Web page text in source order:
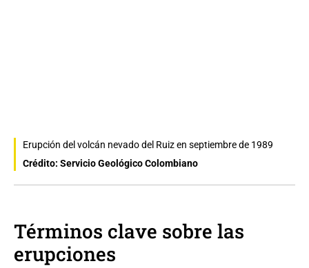
Erupción del volcán nevado del Ruiz en septiembre de 1989
Crédito: Servicio Geológico Colombiano
Términos clave sobre las
erupciones